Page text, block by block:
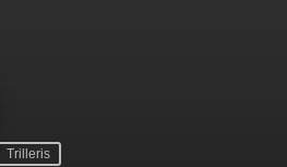
Trilleris